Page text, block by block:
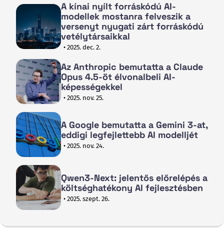
A kínai nyílt forráskódú AI-
modellek mostanra felveszik a
versenyt nyugati zárt forráskódú
vetélytársaikkal
• 2025. dec. 2.
Az Anthropic bemutatta a Claude
Opus 4.5-öt élvonalbeli AI-
képességekkel
• 2025. nov. 25.
A Google bemutatta a Gemini 3-at,
eddigi legfejlettebb AI modelljét
• 2025. nov. 24.
Qwen3-Next: jelentős előrelépés a
költséghatékony AI fejlesztésben
• 2025. szept. 26.